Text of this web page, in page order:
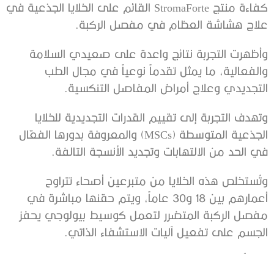
كفاءة منتج StromaForte القائم على الخلايا الجذعية في
علاج هشاشة العظام في مفصل الركبة.
وأظهرت التجربة نتائج واعدة على صعيدي السلامة
والفعالية، ما يمثل تقدماً نوعياً في مجال الطب
التجديدي وعلاج أمراض المفاصل التنكسية.
وتهدف التجربة إلى تقييم القدرات التجديدية للخلايا
الجذعية المتوسطة (MSCs) والمعروفة بدورها الفعّال
في الحد من الالتهابات وتجديد الأنسجة التالفة.
وتُستخلص هذه الخلايا من متبرعين أصحاء تتراوح
أعمارهم بين 18 و30 عاماً، ويتم حقنها مباشرة في
مفصل الركبة المتضرر لتعمل كوسيط بيولوجي يحفز
الجسم على تفعيل آليات الاستشفاء الذاتي.